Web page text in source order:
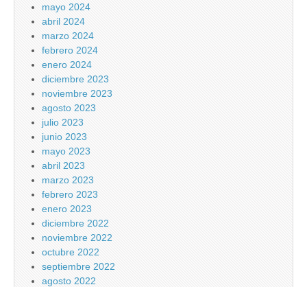
mayo 2024
abril 2024
marzo 2024
febrero 2024
enero 2024
diciembre 2023
noviembre 2023
agosto 2023
julio 2023
junio 2023
mayo 2023
abril 2023
marzo 2023
febrero 2023
enero 2023
diciembre 2022
noviembre 2022
octubre 2022
septiembre 2022
agosto 2022